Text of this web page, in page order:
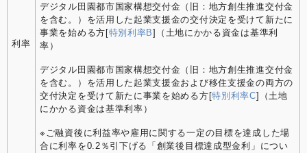
利率
デジタル田園都市国家構想交付金（旧：地方創生推進交付金
を含む。）を活用した起業支援金の交付決定を受けて新たに
事業を始める方[特別利率B]（土地にかかる資金は基準利
率）
デジタル田園都市国家構想交付金（旧：地方創生推進交付金
を含む。）を活用した起業支援金および移住支援金の両方の
交付決定を受けて新たに事業を始める方[特別利率C]（土地
にかかる資金は基準利率）
※ご融資後に利益率や雇用に関する一定の目標を達成した場
合に利率を0.2％引下げる「創業後目標達成型金利」につい